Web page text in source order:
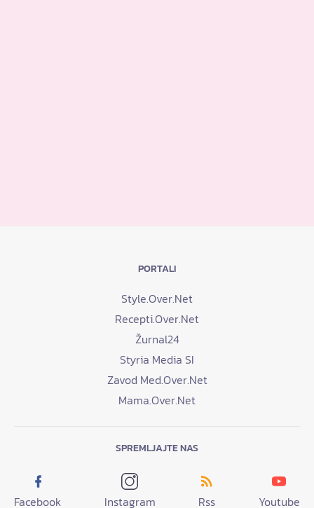
PORTALI
Style.Over.Net
Recepti.Over.Net
Žurnal24
Styria Media SI
Zavod Med.Over.Net
Mama.Over.Net
SPREMLJAJTE NAS
Facebook Instagram Rss Youtube